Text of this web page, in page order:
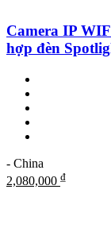
Camera IP
hợp đèn
- China
2,080,000 ₫